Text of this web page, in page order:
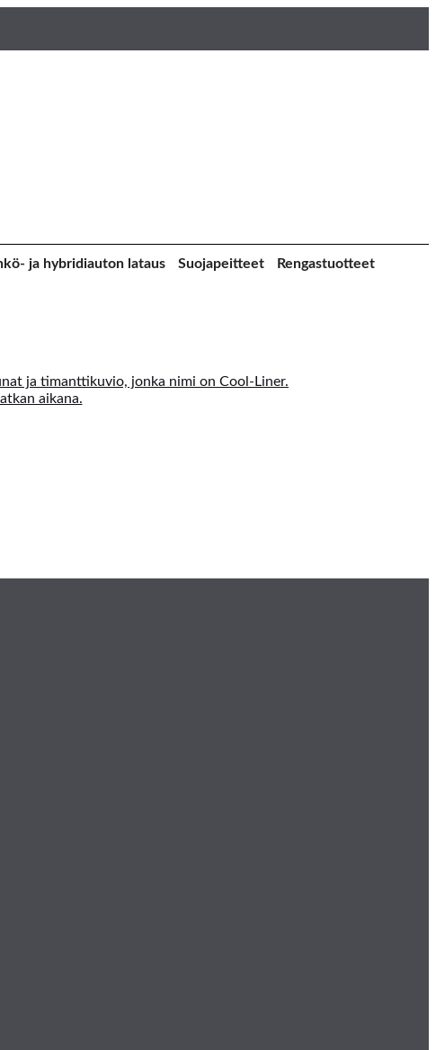
ja hybridiauton lataus Suojapeitteet
Rengastuotteet